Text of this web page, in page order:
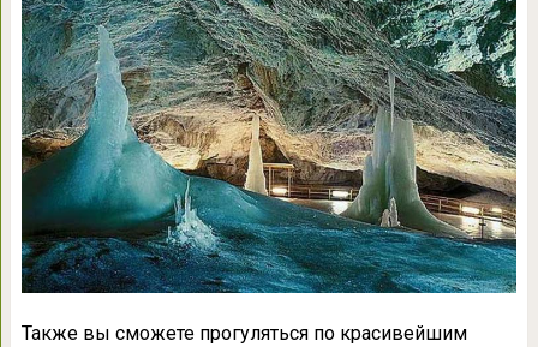
Также вы сможете прогуляться по красивейшим